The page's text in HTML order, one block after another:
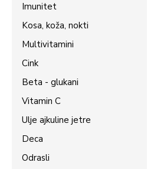
Imunitet
Kosa, koža, nokti
Multivitamini
Cink
Beta - glukani
Vitamin C
Ulje ajkuline jetre
Deca
Odrasli